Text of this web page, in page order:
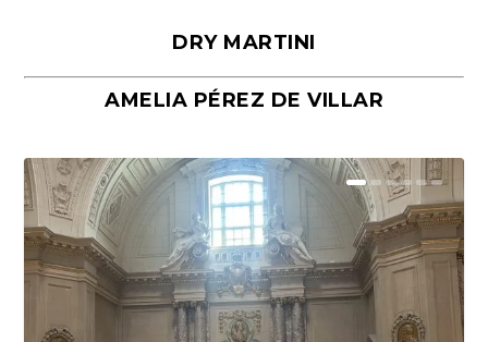
Málaga, verso en azul, de Rafael
Porras y Salvador...
«La cocina hebrea. Alimentación
del pueblo judío e...
DRY MARTINI
AMELIA PÉREZ DE VILLAR